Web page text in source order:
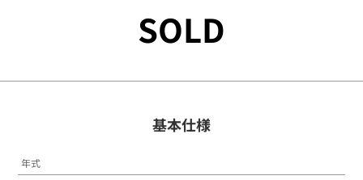
SOLD
基本仕様
年式